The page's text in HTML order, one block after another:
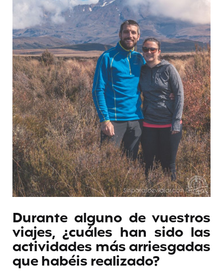
Durante alguno de vuestros
viajes, ¿cuáles han sido las
actividades más arriesgadas
que habéis realizado?